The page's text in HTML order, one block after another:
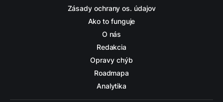
Zásady ochrany os. údajov
Ako to funguje
O nás
Redakcia
Opravy chýb
Roadmapa
Analytika